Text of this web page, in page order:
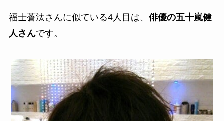
福士蒼汰さんに似ている4人目は、 俳優の五十嵐健
人さんです。